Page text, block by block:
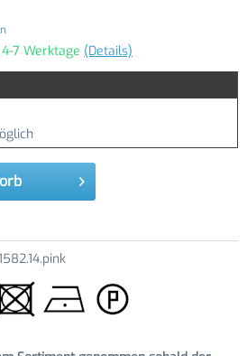
7 Werktage (Details)